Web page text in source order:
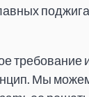
требование
Мы